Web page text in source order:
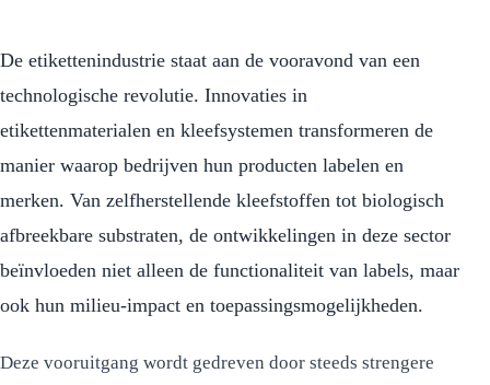
De etikettenindustrie staat aan de vooravond van een
technologische revolutie. Innovaties in
etikettenmaterialen en kleefsystemen transformeren de
manier waarop bedrijven hun producten labelen en
merken. Van zelfherstellende kleefstoffen tot biologisch
afbreekbare substraten, de ontwikkelingen in deze sector
beïnvloeden niet alleen de functionaliteit van labels, maar
ook hun milieu-impact en toepassingsmogelijkheden.
Deze vooruitgang wordt gedreven door steeds strengere